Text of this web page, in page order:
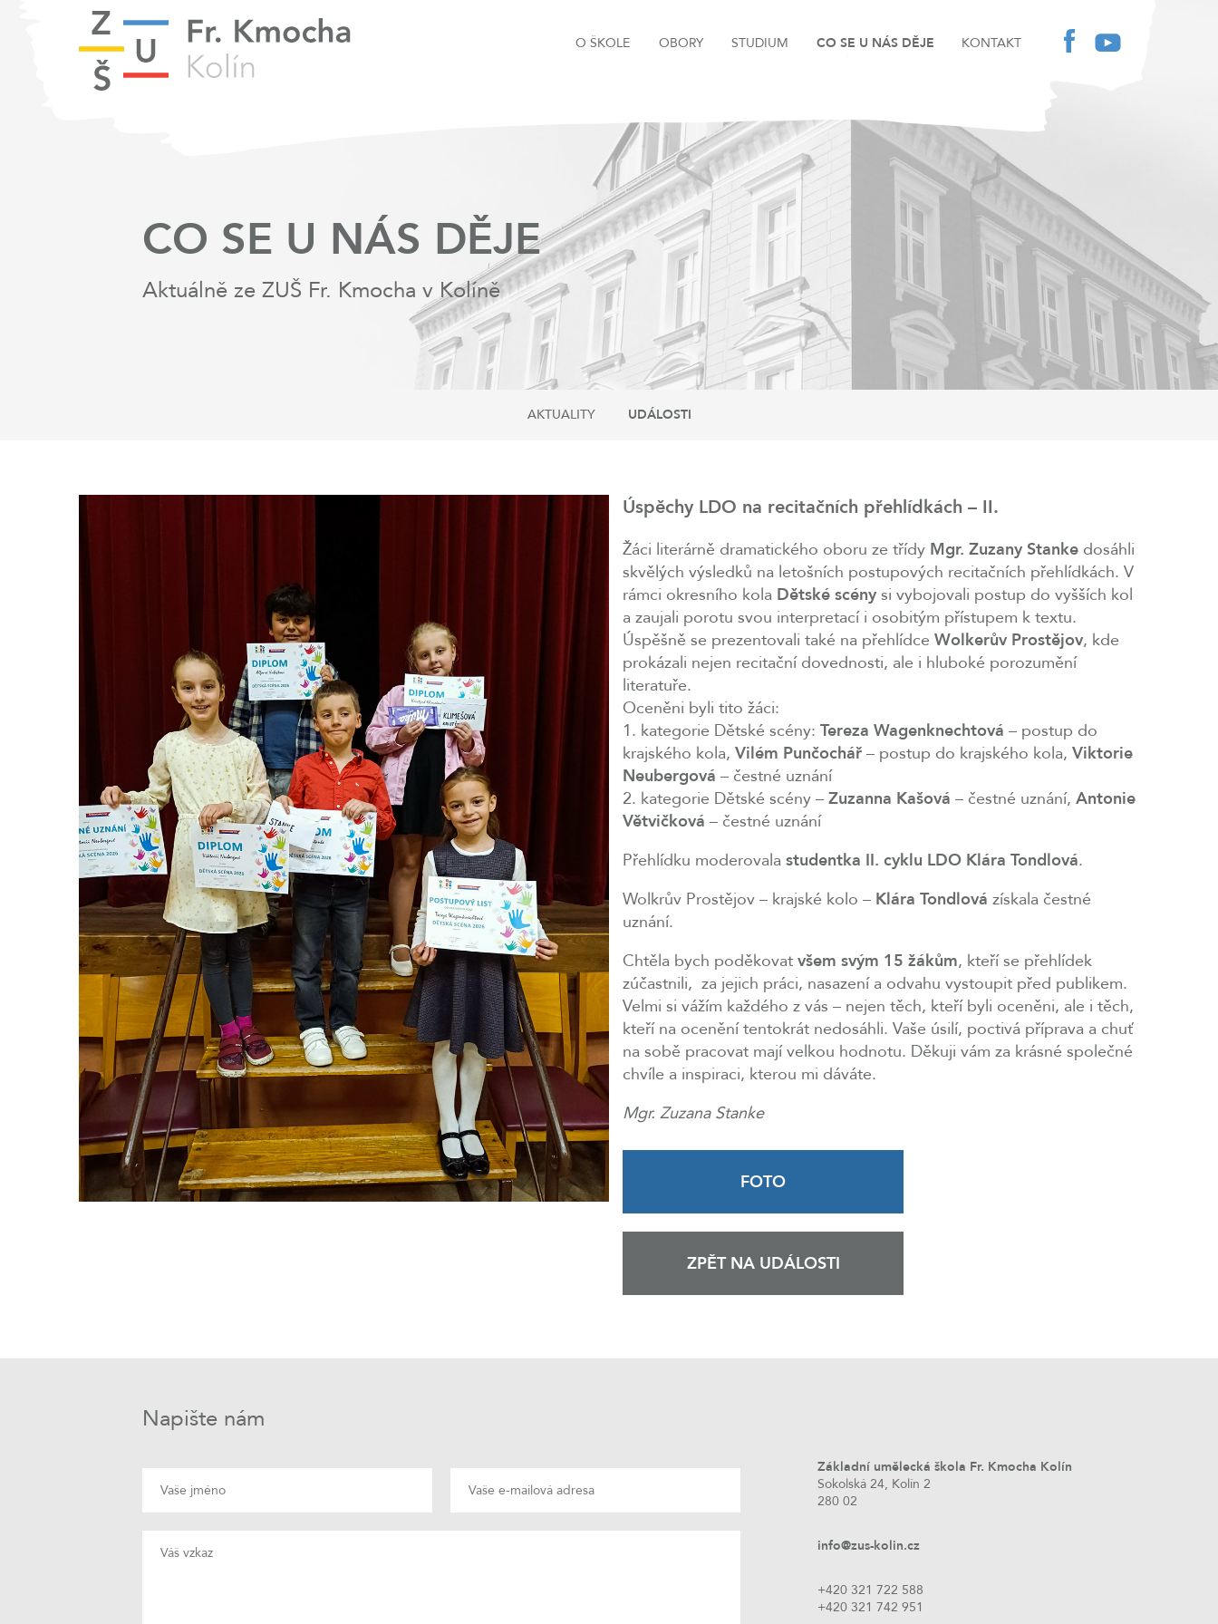
O ŠKOLE OBORY STUDIUM CO SE U NÁS DĚJE KONTAKT
CO SE U NÁS DĚJE
Aktuálně ze ZUŠ Fr. Kmocha v Kolíně
AKTUALITY UDÁLOSTI
Úspěchy LDO na recitačních přehlídkách – II.
Žáci literárně dramatického oboru ze třídy Mgr. Zuzany Stanke dosáhli
skvělých výsledků na letošních postupových recitačních přehlídkách. V
rámci okresního kola Dětské scény si vybojovali postup do vyšších kol
a zaujali porotu svou interpretací i osobitým přístupem k textu.
Úspěšně se prezentovali také na přehlídce Wolkerův Prostějov, kde
prokázali nejen recitační dovednosti, ale i hluboké porozumění
literatuře.
Oceněni byli tito žáci:
1. kategorie Dětské scény: Tereza Wagenknechtová – postup do
krajského kola, Vilém Punčochář – postup do krajského kola, Viktorie
Neubergová – čestné uznání
2. kategorie Dětské scény – Zuzanna Kašová – čestné uznání, Antonie
Větvičková – čestné uznání
Přehlídku moderovala studentka II. cyklu LDO Klára Tondlová.
Wolkrův Prostějov – krajské kolo – Klára Tondlová získala čestné
uznání.
Chtěla bych poděkovat všem svým 15 žákům, kteří se přehlídek
zúčastnili, za jejich práci, nasazení a odvahu vystoupit před publikem.
Velmi si vážím každého z vás – nejen těch, kteří byli oceněni, ale i těch,
kteří na ocenění tentokrát nedosáhli. Vaše úsilí, poctivá příprava a chuť
na sobě pracovat mají velkou hodnotu. Děkuji vám za krásné společné
chvíle a inspiraci, kterou mi dáváte.
Mgr. Zuzana Stanke
FOTO
ZPĚT NA UDÁLOSTI
Napište nám
Základní umělecká škola Fr. Kmocha Kolín
Sokolská 24, Kolín 2
280 02
info@zus-kolin.cz
+420 321 722 588
+420 321 742 951